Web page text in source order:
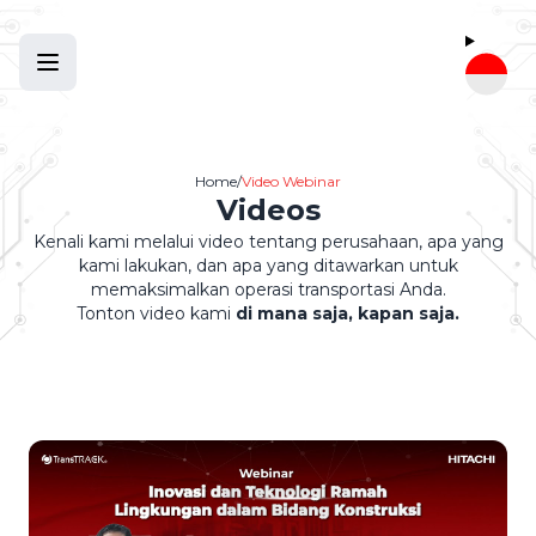
Home/Video Webinar
Videos
Kenali kami melalui video tentang perusahaan, apa yang
kami lakukan, dan apa yang ditawarkan untuk
memaksimalkan operasi transportasi Anda.
Tonton video kami di mana saja, kapan saja.